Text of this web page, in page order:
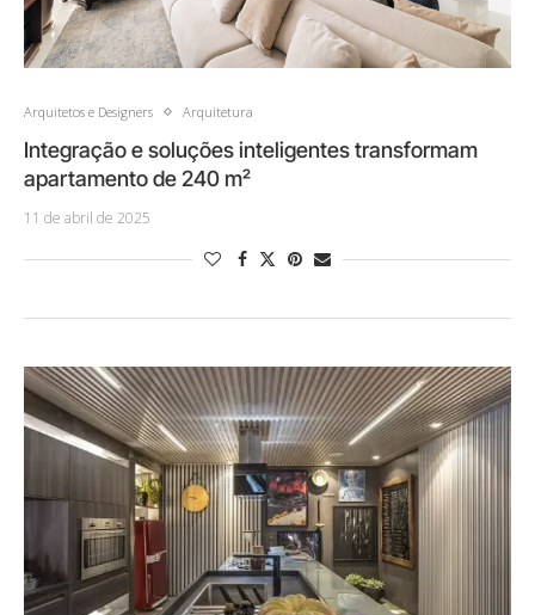
Arquitetos e Designers Arquitetura
Integração e soluções inteligentes transformam
apartamento de 240 m²
11 de abril de 2025